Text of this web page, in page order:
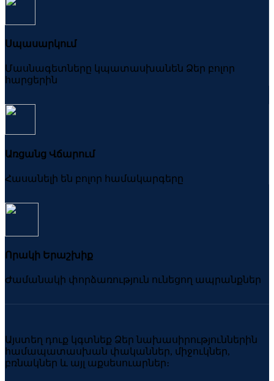
Սպասարկում
Մասնագետները կպատասխանեն Ձեր բոլոր
հարցերին
Առցանց Վճարում
Հասանելի են բոլոր համակարգերը
Որակի Երաշխիք
Ժամանակի փորձառություն ունեցող ապրանքներ
Այստեղ դուք կգտնեք Ձեր նախասիրություններին
համապատասխան փականներ, միջուկներ,
բռնակներ և այլ աքսեսուարներ։